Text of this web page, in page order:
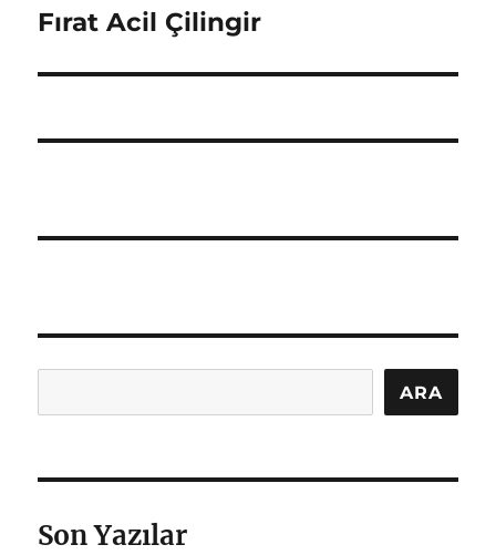
Sonraki
Fırat Acil Çilingir
ARA
Son Yazılar